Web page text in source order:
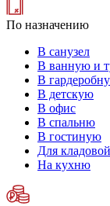
По назначению
В санузел
В ванную и
В
В детскую
В офис
В спальню
В гостиную
Для кладовой
На кухню